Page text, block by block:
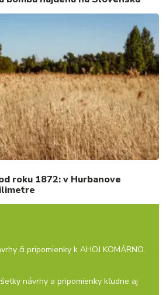
roku 1872: v Hurbanove
či pripomienky k AHOJ KOMÁRNO,
návrhy a pripomienky kľudne aj